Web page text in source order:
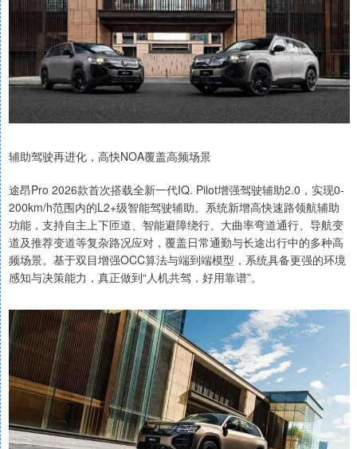
辅助驾驶再进化，高快NOA覆盖高频场景
途昂Pro 2026款首次搭载全新一代IQ. Pilot增强驾驶辅助2.0，实现0-
200km/h范围内的L2+级智能驾驶辅助。系统新增高快速路领航辅助
功能，支持自主上下匝道、智能避障绕行、大曲率弯道通行、导航变
道及推荐变道等复杂路况应对，覆盖日常通勤与长途出行中的多种高
频场景。基于双目增强OCC算法与端到端模型，系统具备更强的环境
感知与决策能力，真正做到“人机共驾，好用靠谱”。